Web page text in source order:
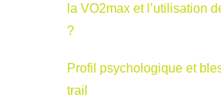
la VO2max et l’utilisation
?
Profil psychologique et
trail